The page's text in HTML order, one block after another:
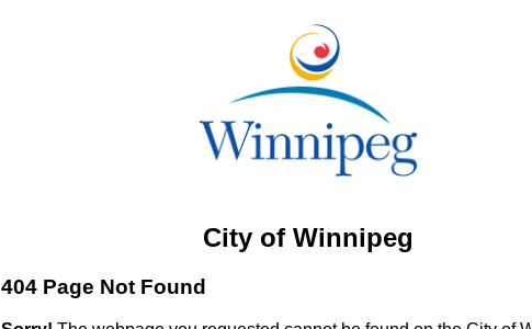
City of Winnipeg
404 Page Not Found